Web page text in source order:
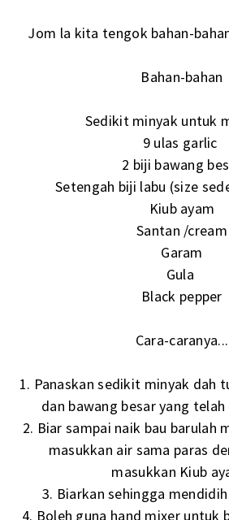
Jom la kita tengok bahan-
Bahan-bahan
Sedikit minyak untuk
9 ulas garlic
2 biji bawang
Setengah biji labu (size
Kiub ayam
Santan /cream
Garam
Gula
Black pepper
Cara-caranya...
1. Panaskan sedikit minyak dah
dan bawang besar yang
2. Biar sampai naik bau barulah
masukkan air sama paras
masukkan Kiub
3. Biarkan sehingga
4. Boleh guna hand mixer untuk